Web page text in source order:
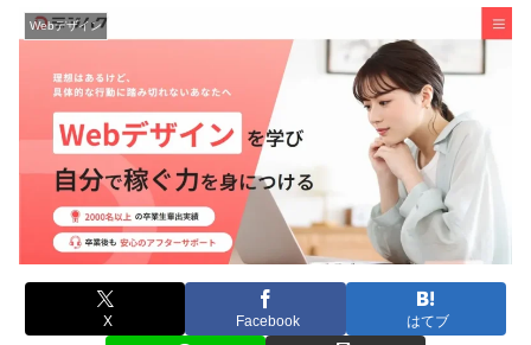
Webデザイン
X Facebook はてブ